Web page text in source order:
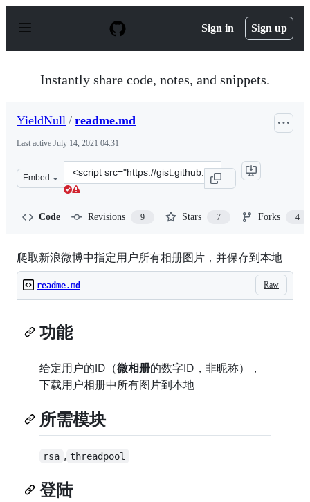
p
Sign in Sign up
Instantly share code, notes, and snippets.
YieldNull / readme.md
Last active July 14, 2021 04:31
Embed
Clone
this
Code Revisions 9 Stars 7 Forks 4
爬取新浪微博中指定用户所有相册图片，并保存到本地
Raw
readme.md
功能
给定用户的ID（微相册的数字ID，非昵称），
下载用户相册中所有图片到本地
所需模块
rsa , threadpool
登陆